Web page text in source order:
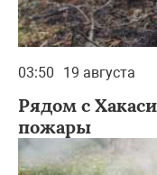
03:50 19 августа
Рядом с
пожары